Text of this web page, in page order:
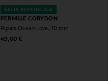
EELIS KUPONGIGA
PERNILLE CORYDON
Ripats Ocean Love, 10 mm
Original Price
49,00 €